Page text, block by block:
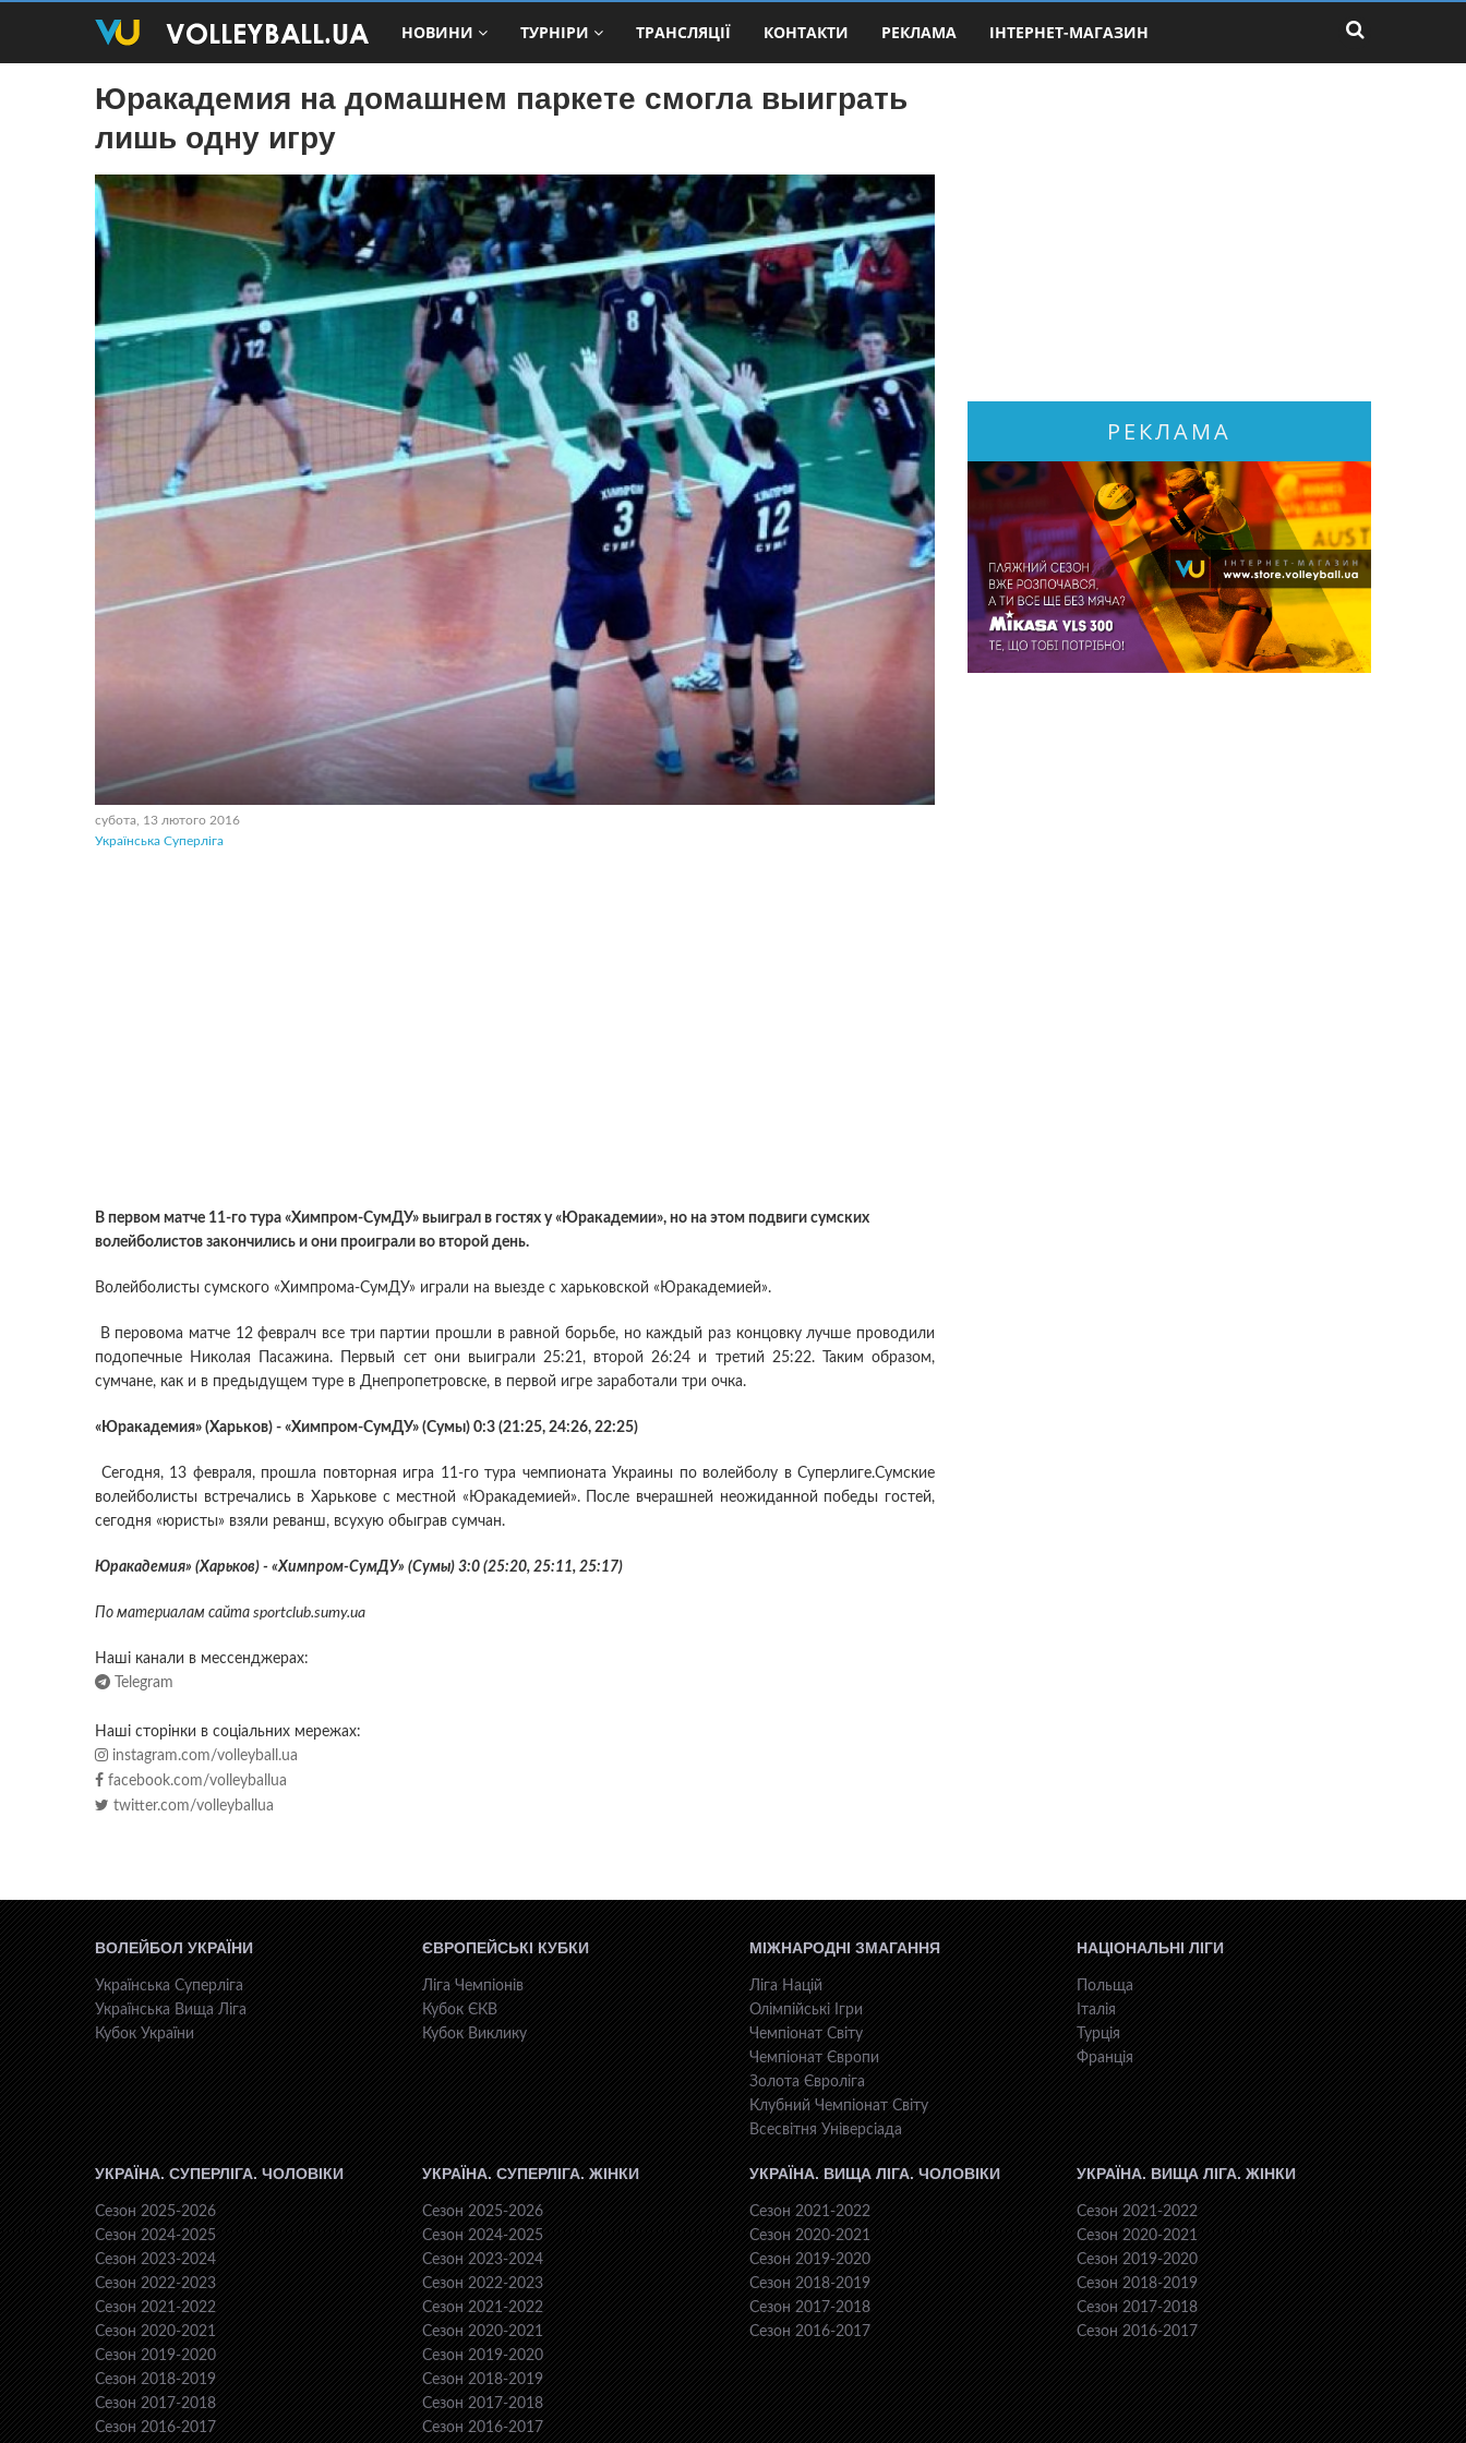
НОВИНИ ТУРНІРИ ТРАНСЛЯЦІЇ КОНТАКТИ РЕКЛАМА ІНТЕРНЕТ-МАГАЗИН
Юракадемия на домашнем паркете смогла выиграть
лишь одну игру
субота, 13 лютого 2016
Українська Суперліга
В первом матче 11-го тура «Химпром-СумДУ» выиграл в гостях у «Юракадемии», но на этом подвиги сумских
волейболистов закончились и они проиграли во второй день.
Волейболисты сумского «Химпрома-СумДУ» играли на выезде с харьковской «Юракадемией».
В перовома матче 12 февралч все три партии прошли в равной борьбе, но каждый раз концовку лучше проводили
подопечные Николая Пасажина. Первый сет они выиграли 25:21, второй 26:24 и третий 25:22. Таким образом,
сумчане, как и в предыдущем туре в Днепропетровске, в первой игре заработали три очка.
«Юракадемия» (Харьков) - «Химпром-СумДУ» (Сумы) 0:3 (21:25, 24:26, 22:25)
Сегодня, 13 февраля, прошла повторная игра 11-го тура чемпионата Украины по волейболу в Суперлиге.Сумские
волейболисты встречались в Харькове с местной «Юракадемией». После вчерашней неожиданной победы гостей,
сегодня «юристы» взяли реванш, всухую обыграв сумчан.
Юракадемия» (Харьков) - «Химпром-СумДУ» (Сумы) 3:0 (25:20, 25:11, 25:17)
По материалам сайта sportclub.sumy.ua
Наші канали в мессенджерах:
Telegram
Наші сторінки в соціальних мережах:
instagram.com/volleyball.ua
facebook.com/volleyballua
twitter.com/volleyballua
РЕКЛАМА
ВОЛЕЙБОЛ УКРАЇНИ
Українська Суперліга
Українська Вища Ліга
Кубок України
ЄВРОПЕЙСЬКІ КУБКИ
Ліга Чемпіонів
Кубок ЄКВ
Кубок Виклику
МІЖНАРОДНІ ЗМАГАННЯ
Ліга Націй
Олімпійські Ігри
Чемпіонат Світу
Чемпіонат Європи
Золота Євроліга
Клубний Чемпіонат Світу
Всесвiтня Унiверсiaда
НАЦІОНАЛЬНІ ЛІГИ
Польща
Італія
Турція
Франція
УКРАЇНА. СУПЕРЛІГА. ЧОЛОВІКИ
Сезон 2025-2026
Сезон 2024-2025
Сезон 2023-2024
Сезон 2022-2023
Сезон 2021-2022
Сезон 2020-2021
Сезон 2019-2020
Сезон 2018-2019
Сезон 2017-2018
Сезон 2016-2017
УКРАЇНА. СУПЕРЛІГА. ЖІНКИ
Сезон 2025-2026
Сезон 2024-2025
Сезон 2023-2024
Сезон 2022-2023
Сезон 2021-2022
Сезон 2020-2021
Сезон 2019-2020
Сезон 2018-2019
Сезон 2017-2018
Сезон 2016-2017
УКРАЇНА. ВИЩА ЛІГА. ЧОЛОВІКИ
Сезон 2021-2022
Сезон 2020-2021
Сезон 2019-2020
Сезон 2018-2019
Сезон 2017-2018
Сезон 2016-2017
УКРАЇНА. ВИЩА ЛІГА. ЖІНКИ
Сезон 2021-2022
Сезон 2020-2021
Сезон 2019-2020
Сезон 2018-2019
Сезон 2017-2018
Сезон 2016-2017